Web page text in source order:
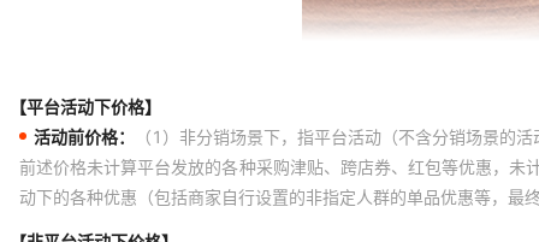
【平台活动下价格】
活动前价格：
（1）非分销场景下，指平台活动（不含分销场景的
前述价格未计算平台发放的各种采购津贴、跨店券、红包等优惠，
动下的各种优惠（包括商家自行设置的非指定人群的单品优惠等，